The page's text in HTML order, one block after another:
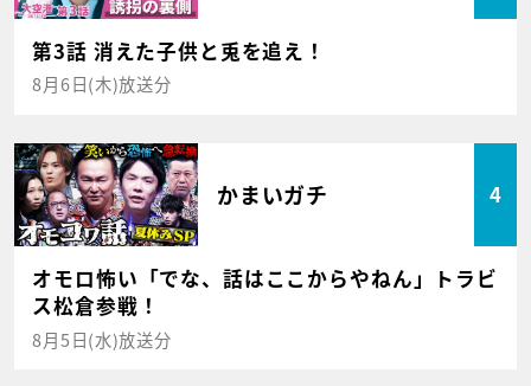
第3話 消えた子供と兎を追え！
8月6日(木)放送分
かまいガチ 4
オモロ怖い「でな、話はここからやねん」トラビ
ス松倉参戦！
8月5日(水)放送分